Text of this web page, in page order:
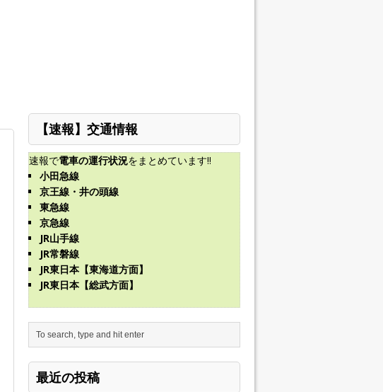
【速報】交通情報
速報で電車の運行状況をまとめています!!
小田急線
京王線・井の頭線
東急線
京急線
JR山手線
JR常磐線
JR東日本【東海道方面】
JR東日本【総武方面】
最近の投稿